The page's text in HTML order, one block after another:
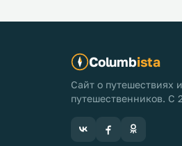
Columbista
Сайт о путешествиях
путешественников. С